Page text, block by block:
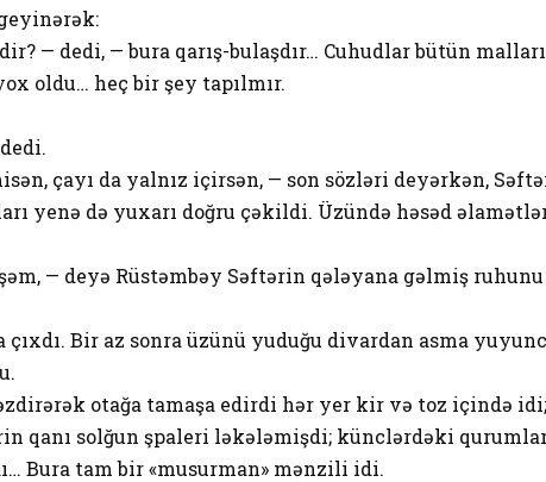
geyinərək:
— dedi, — bura qarış-bulaşdır… Cuhudlar bütün malları
oldu… heç bir şey tapılmır.
çayı da yalnız içirsən, — son sözləri deyərkən,
yenə də yuxarı doğru çəkildi. Üzündə həsəd
— deyə Rüstəmbəy Səftərin qələyana gəlmiş
Bir az sonra üzünü yuduğu divardan asma
otağa tamaşa edirdi hər yer kir və toz içində idi;
qanı solğun şpaleri ləkələmişdi; künclərdəki
Bura tam bir «musurman» mənzili idi.